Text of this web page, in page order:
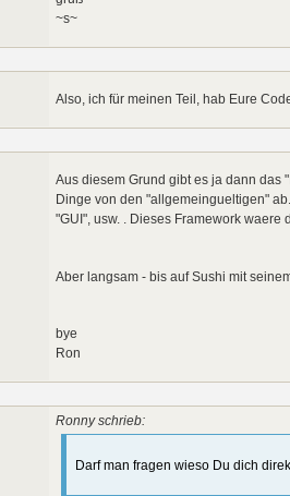
~s~
Also, ich für meinen Teil, hab Eure
Aus diesem Grund gibt es ja dann das
Dinge von den "allgemeingueltigen"
"GUI", usw. . Dieses Framework
Aber langsam - bis auf Sushi mit
bye
Ron
Ronny schrieb:
Darf man fragen wieso Du dich